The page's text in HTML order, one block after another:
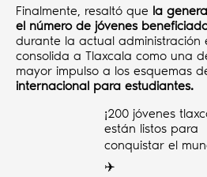
Finalmente, resaltó que la
el número de jóvenes
durante la actual administración
consolida a Tlaxcala como una
mayor impulso a los esquemas
internacional para estudiantes.
¡200 jóvenes
están listos para
conquistar el
✈️